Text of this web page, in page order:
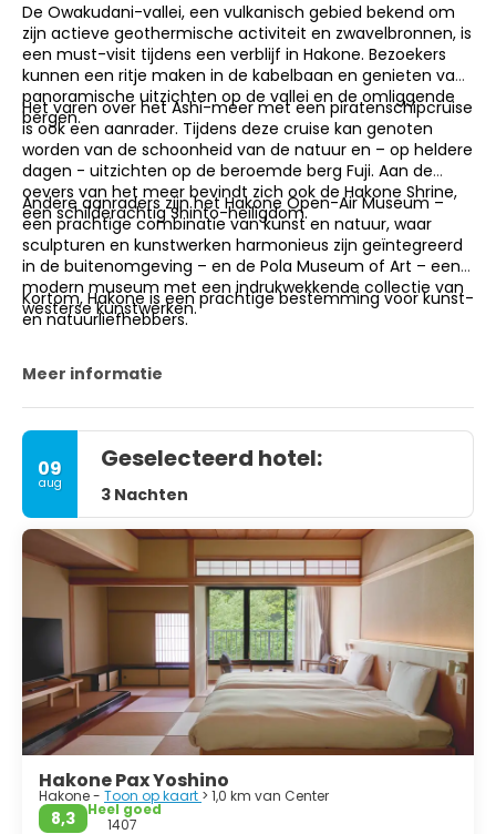
De Owakudani-vallei, een vulkanisch gebied bekend om
zijn actieve geothermische activiteit en zwavelbronnen, is
een must-visit tijdens een verblijf in Hakone. Bezoekers
kunnen een ritje maken in de kabelbaan en genieten van
panoramische uitzichten op de vallei en de omliggende
bergen.
Het varen over het Ashi-meer met een piratenschipcruise
is ook een aanrader. Tijdens deze cruise kan genoten
worden van de schoonheid van de natuur en – op heldere
dagen - uitzichten op de beroemde berg Fuji. Aan de
oevers van het meer bevindt zich ook de Hakone Shrine,
een schilderachtig Shinto-heiligdom.
Andere aanraders zijn het Hakone Open-Air Museum –
een prachtige combinatie van kunst en natuur, waar
sculpturen en kunstwerken harmonieus zijn geïntegreerd
in de buitenomgeving – en de Pola Museum of Art – een
modern museum met een indrukwekkende collectie van
westerse kunstwerken.
Kortom, Hakone is een prachtige bestemming voor kunst-
en natuurliefhebbers.
Meer informatie
09
aug
Geselecteerd hotel:
3 Nachten
Hakone Pax Yoshino
Hakone - Toon op kaart > 1,0 km van Center
8,3
Heel goed
1407